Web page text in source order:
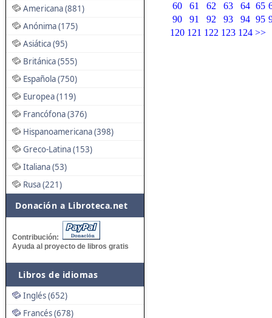
Americana (881)
Anónima (175)
Asiática (95)
Británica (555)
Española (750)
Europea (119)
Francófona (376)
Hispanoamericana (398)
Greco-Latina (153)
Italiana (53)
Rusa (221)
Donación a Libroteca.net
Contribución:
Ayuda al proyecto de libros gratis
Libros de idiomas
Inglés (652)
Francés (678)
60
61 62 63 64 65
90
91 92 93 94 95
120 121 122 123 124 >>